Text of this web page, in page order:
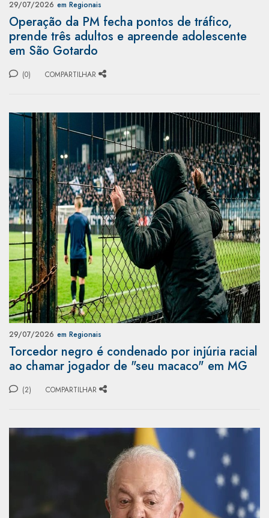
29/07/2026 em Regionais
Operação da PM fecha pontos de tráfico,
prende três adultos e apreende adolescente
em São Gotardo
(0) COMPARTILHAR
29/07/2026 em Regionais
Torcedor negro é condenado por injúria racial
ao chamar jogador de "seu macaco" em MG
(2) COMPARTILHAR